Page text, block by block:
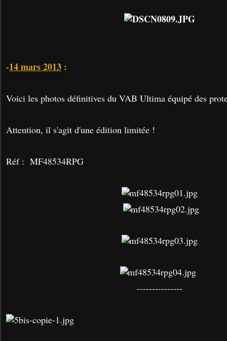
-14 mars 2013 :
Voici les photos définitives du VAB Ultima équipé des
Attention, il s'agit d'une édition limitée !
Réf : MF48534RPG
---------------